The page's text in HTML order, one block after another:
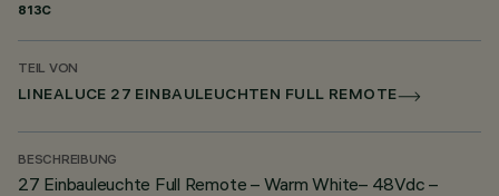
813C
TEIL VON
LINEALUCE 27 EINBAULEUCHTEN FULL REMOTE
BESCHREIBUNG
27 Einbauleuchte Full Remote – Warm White– 48Vdc –